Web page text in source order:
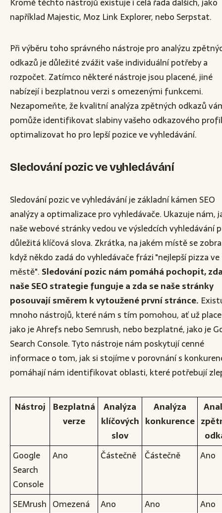
například Majestic, Moz Link Explorer, nebo Serpstat.
Při výběru toho správného nástroje pro analýzu
odkazů je důležité zvážit vaše individuální potřeby a
rozpočet. Zatímco některé nástroje jsou placené, jiné
nabízejí i bezplatnou verzi s omezenými funkcemi.
Nezapomeňte, že kvalitní analýza zpětných odkazů
pomůže identifikovat slabiny vašeho odkazového
optimalizovat ho pro lepší pozice ve vyhledávání.
Sledování pozic ve vyhledávání
Sledování pozic ve vyhledávání je základní kámen SEO
analýzy a optimalizace pro vyhledávače. Ukazuje nám,
naše webové stránky vedou ve výsledcích vyhledávání
důležitá klíčová slova. Zkrátka, na jakém místě se
když někdo zadá do vyhledávače frázi "nejlepší pizza ve
městě". Sledování pozic nám pomáhá pochopit,
naše SEO strategie funguje a zda se naše stránky
posouvají směrem k vytoužené první stránce.
mnoho nástrojů, které nám s tím pomohou, ať už
jako je Ahrefs nebo Semrush, nebo bezplatné, jako je
Search Console. Tyto nástroje nám poskytují cenné
informace o tom, jak si stojíme v porovnání s
pomáhají nám identifikovat oblasti, které potřebují
Nástroj
Bezplatná
verze
Analýza
klíčových
slov
Analýza
konkurence
Google
Search
Console
Ano Částečně Částečně Ano
SEMrush Omezená Ano Ano
Ano